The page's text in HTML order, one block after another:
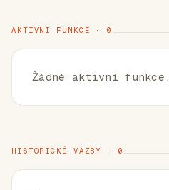
AKTIVNÍ FUNKCE · 0
Žádné aktivní funkce.
HISTORICKÉ VAZBY · 0